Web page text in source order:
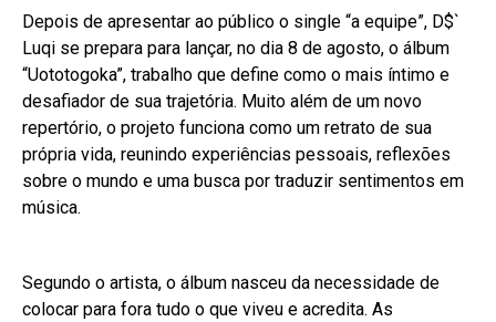
Depois de apresentar ao público o single “a equipe”, D$`
Luqi se prepara para lançar, no dia 8 de agosto, o álbum
“Uototogoka”, trabalho que define como o mais íntimo e
desafiador de sua trajetória. Muito além de um novo
repertório, o projeto funciona como um retrato de sua
própria vida, reunindo experiências pessoais, reflexões
sobre o mundo e uma busca por traduzir sentimentos em
música.
Segundo o artista, o álbum nasceu da necessidade de
colocar para fora tudo o que viveu e acredita. As